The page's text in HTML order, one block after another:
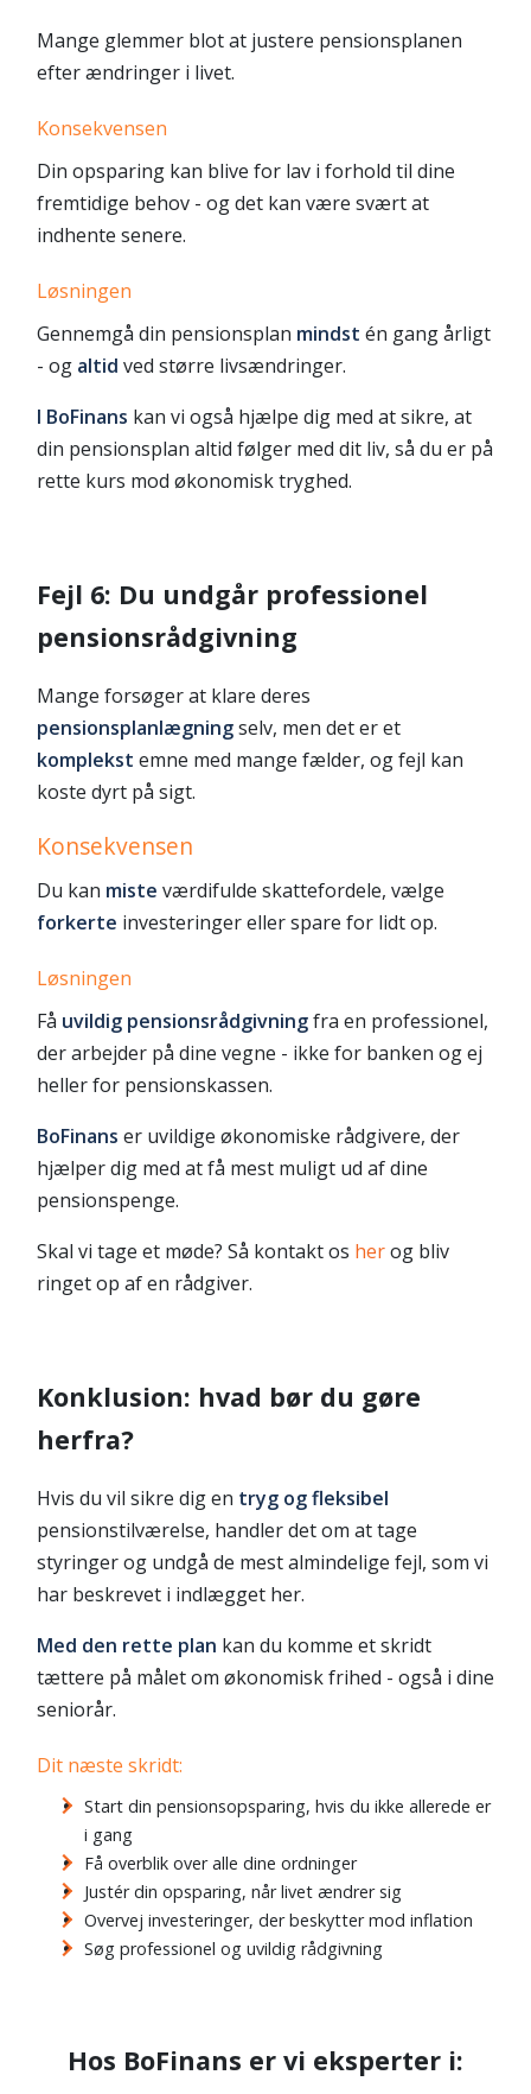
Mange glemmer blot at justere pensionsplanen
efter ændringer i livet.
Konsekvensen
Din opsparing kan blive for lav i forhold til dine
fremtidige behov - og det kan være svært at
indhente senere.
Løsningen
Gennemgå din pensionsplan mindst én gang årligt
- og altid ved større livsændringer.
I BoFinans kan vi også hjælpe dig med at sikre, at
din pensionsplan altid følger med dit liv, så du er på
rette kurs mod økonomisk tryghed.
Fejl 6: Du undgår professionel
pensionsrådgivning
Mange forsøger at klare deres
pensionsplanlægningselv, men det er et
komplekst emne med mange fælder, og fejl kan
koste dyrt på sigt.
Konsekvensen
Du kan miste værdifulde skattefordele, vælge
forkerte investeringer eller spare for lidt op.
Løsningen
Få uvildig pensionsrådgivningfra en professionel,
der arbejder på dine vegne - ikke for banken og ej
heller for pensionskassen.
BoFinans er uvildige økonomiske rådgivere, der
hjælper dig med at få mest muligt ud af dine
pensionspenge.
Skal vi tage et møde? Så kontakt os herog bliv
ringet op af en rådgiver.
Konklusion: hvad bør du gøre
herfra?
Hvis du vil sikre dig en tryg og fleksibel
pensionstilværelse, handler det om at tage
styringer og undgå de mest almindelige fejl, som vi
har beskrevet i indlægget her.
Med den rette plan kan du komme et skridt
tættere på målet om økonomisk frihed - også i dine
seniorår.
Dit næste skridt:
Start din pensionsopsparing, hvis du ikke allerede er
i gang
Få overblik over alle dine ordninger
Justér din opsparing, når livet ændrer sig
Overvej investeringer, der beskytter mod inflation
Søg professionel og uvildig rådgivning
Hos BoFinans er vi eksperter i: